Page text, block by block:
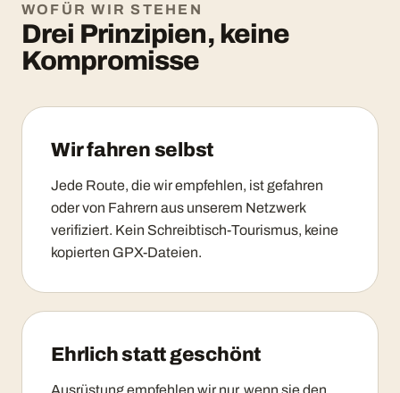
WOFÜR WIR STEHEN
Drei Prinzipien, keine
Kompromisse
Wir fahren selbst
Jede Route, die wir empfehlen, ist gefahren
oder von Fahrern aus unserem Netzwerk
verifiziert. Kein Schreibtisch-Tourismus, keine
kopierten GPX-Dateien.
Ehrlich statt geschönt
Ausrüstung empfehlen wir nur, wenn sie den